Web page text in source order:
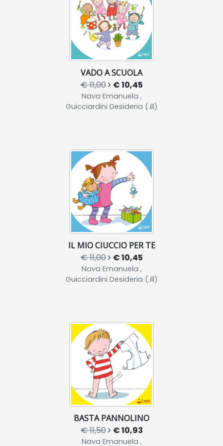
VADO A SCUOLA
€ 11,00 € 10,45
Nava Emanuela ,
Guicciardini Desideria (.ill)
IL MIO CIUCCIO PER TE
€ 11,00 € 10,45
Nava Emanuela ,
Guicciardini Desideria (.ill)
BASTA PANNOLINO
€ 11,50 € 10,93
Nava Emanuela ,